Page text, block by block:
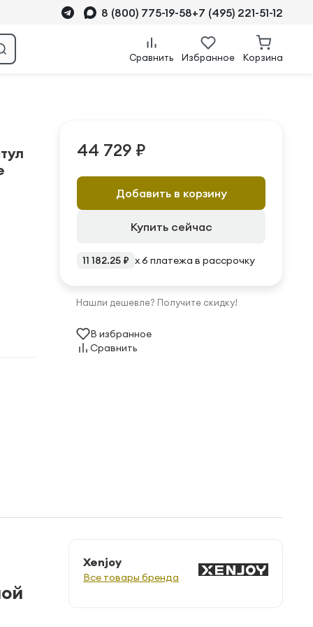
8 (800) 775-19-58+7 (495) 221-51-12
Сравнить Избранное Корзина
44 729 ₽
Добавить в корзину
Купить сейчас
11 182.25 ₽ x 6 платежа в рассрочку
Нашли дешевле? Получите скидку!
В избранное
Сравнить
Xenjoy
Все товары бренда